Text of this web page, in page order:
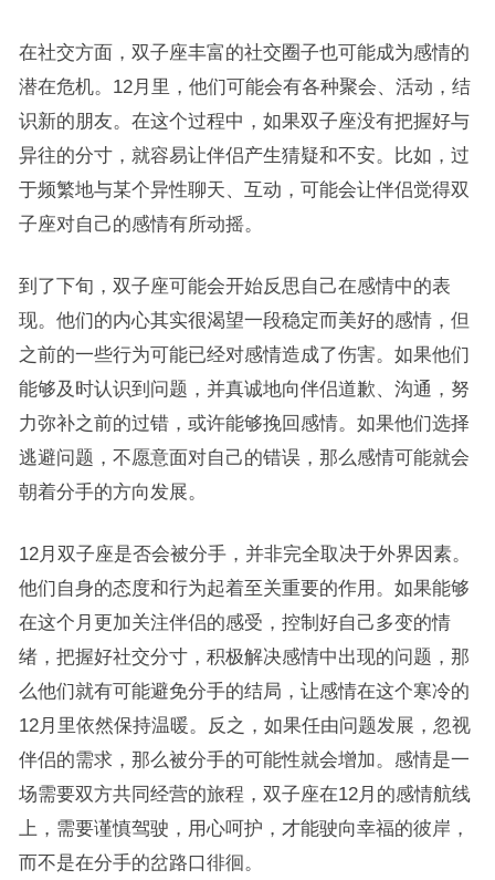
在社交方面，双子座丰富的社交圈子也可能成为感情的
潜在危机。12月里，他们可能会有各种聚会、活动，结
识新的朋友。在这个过程中，如果双子座没有把握好与
异往的分寸，就容易让伴侣产生猜疑和不安。比如，过
于频繁地与某个异性聊天、互动，可能会让伴侣觉得双
子座对自己的感情有所动摇。
到了下旬，双子座可能会开始反思自己在感情中的表
现。他们的内心其实很渴望一段稳定而美好的感情，但
之前的一些行为可能已经对感情造成了伤害。如果他们
能够及时认识到问题，并真诚地向伴侣道歉、沟通，努
力弥补之前的过错，或许能够挽回感情。如果他们选择
逃避问题，不愿意面对自己的错误，那么感情可能就会
朝着分手的方向发展。
12月双子座是否会被分手，并非完全取决于外界因素。
他们自身的态度和行为起着至关重要的作用。如果能够
在这个月更加关注伴侣的感受，控制好自己多变的情
绪，把握好社交分寸，积极解决感情中出现的问题，那
么他们就有可能避免分手的结局，让感情在这个寒冷的
12月里依然保持温暖。反之，如果任由问题发展，忽视
伴侣的需求，那么被分手的可能性就会增加。感情是一
场需要双方共同经营的旅程，双子座在12月的感情航线
上，需要谨慎驾驶，用心呵护，才能驶向幸福的彼岸，
而不是在分手的岔路口徘徊。